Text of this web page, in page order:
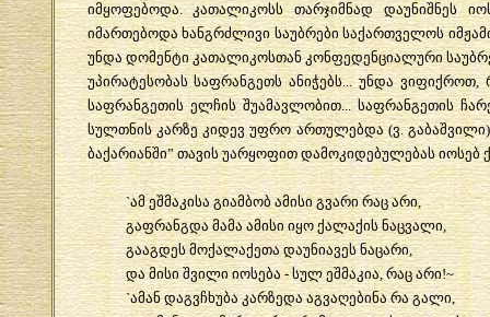
იმყოფებოდა.კათალიკოსს თარჯიმნად დაუნიშნეს
იმართებოდა ხანგრძლივი საუბრები საქართველოს
უნდა დომენტი კათალიკოსთან კონფედენციალური
უპირატესობას საფრანგეთს ანიჭებს... უნდა ვიფიქროთ,
საფრანგეთის ელჩის შუამავლობით...საფრანგეთის
სულთნის კარზე კიდევ უფრო ართულებდა(ვ.გაბაშვილი
ბაქარიანში”თავის უარყოფით დამოკიდებულებას იოსებ
`ამ ეშმაკისა გიამბობ ამისი გვარი რაც არი,
გაფრანგდა მამა ამისი იყო ქალაქის ნაცვალი,
გააგდეს მოქალაქეთა დაუნიავეს ნაცარი,
და მისი შვილი იოსება-სულ ეშმაკია, რაც არი!~
`ამან დაგვჩხუბა კარზედა აგვაღებინა რა გალი,